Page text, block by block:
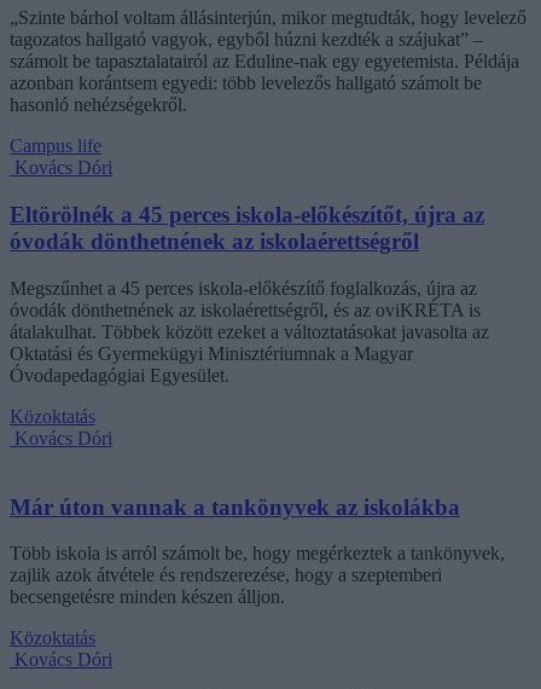
„Szinte bárhol voltam állásinterjún, mikor megtudták, hogy levelező
tagozatos hallgató vagyok, egyből húzni kezdték a szájukat” –
számolt be tapasztalatairól az Eduline-nak egy egyetemista. Példája
azonban korántsem egyedi: több levelezős hallgató számolt be
hasonló nehézségekről.
Campus life
Kovács Dóri
Eltörölnék a 45 perces iskola-előkészítőt, újra az
óvodák dönthetnének az iskolaérettségről
Megszűnhet a 45 perces iskola-előkészítő foglalkozás, újra az
óvodák dönthetnének az iskolaérettségről, és az oviKRÉTA is
átalakulhat. Többek között ezeket a változtatásokat javasolta az
Oktatási és Gyermekügyi Minisztériumnak a Magyar
Óvodapedagógiai Egyesület.
Közoktatás
Kovács Dóri
Már úton vannak a tankönyvek az iskolákba
Több iskola is arról számolt be, hogy megérkeztek a tankönyvek,
zajlik azok átvétele és rendszerezése, hogy a szeptemberi
becsengetésre minden készen álljon.
Közoktatás
Kovács Dóri